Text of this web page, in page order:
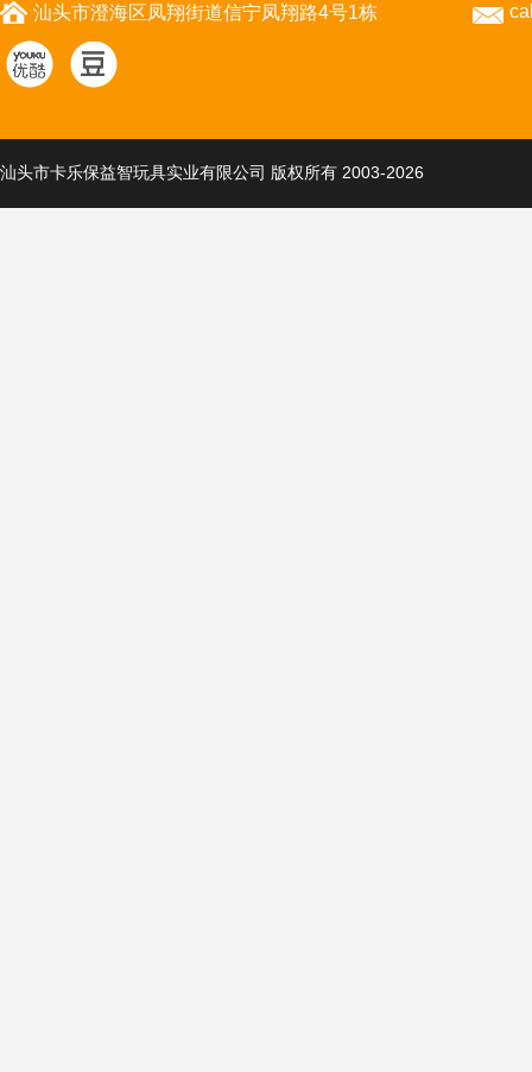
汕头市澄海区凤翔街道信宁凤翔路4号1栋
汕头市卡乐保益智玩具实业有限公司 版权所有 2003-2026